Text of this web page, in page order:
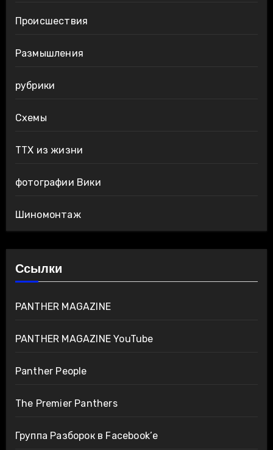
Происшествия
Размышления
рубрики
Схемы
ТТХ из жизни
фотографии Вики
Шиномонтаж
Ссылки
PANTHER MAGAZINE
PANTHER MAGAZINE YouTube
Panther People
The Premier Panthers
Группа Разборок в Facebook’е